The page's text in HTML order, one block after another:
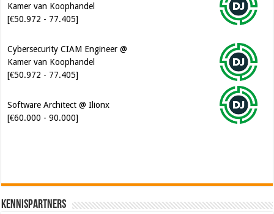
Kamer van Koophandel
[€50.972 - 77.405]
Cybersecurity CIAM Engineer @
Kamer van Koophandel
[€50.972 - 77.405]
Software Architect @ Ilionx
[€60.000 - 90.000]
Kennispartners